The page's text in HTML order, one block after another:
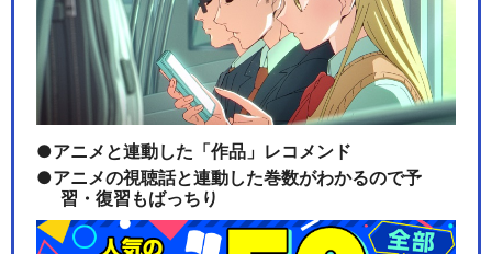
ミュージカル『刀剣乱舞』 ～
葵咲本紀～
合 乱舞狂乱 20…
アニメと連動した「作品」レコメンド
アニメの視聴話と連動した巻数がわかるので予
習・復習もばっちり